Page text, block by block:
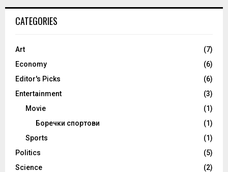
CATEGORIES
Art
(7)
Economy
(6)
Editor's Picks
(6)
Entertainment
(3)
Movie
(1)
Боречки спортови
(1)
Sports
(1)
Politics
(5)
Science
(2)